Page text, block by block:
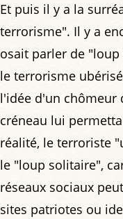
Et puis il y a la
terrorisme". Il y a
osait parler de
le terrorisme
l'idée d'un chômeur
créneau lui
réalité, le terroriste
le "loup solitaire",
réseaux sociaux
sites patriotes ou